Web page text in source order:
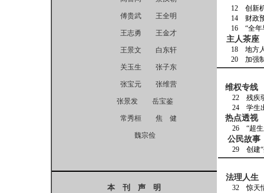
傅贵武 王全明
王志勇 王金才
王景文 白东轩
关玉生 张子东
张宝元 张维营
张景发 岳宝鉴
常秀桓 焦 健
魏宗俭
本 刊 声 明
12 创新
14 财
16 “全
主人茶座
18 地
20
维权专线
22
24
热点透视
26
公民故事
29 创
法理人生
32 惊天情